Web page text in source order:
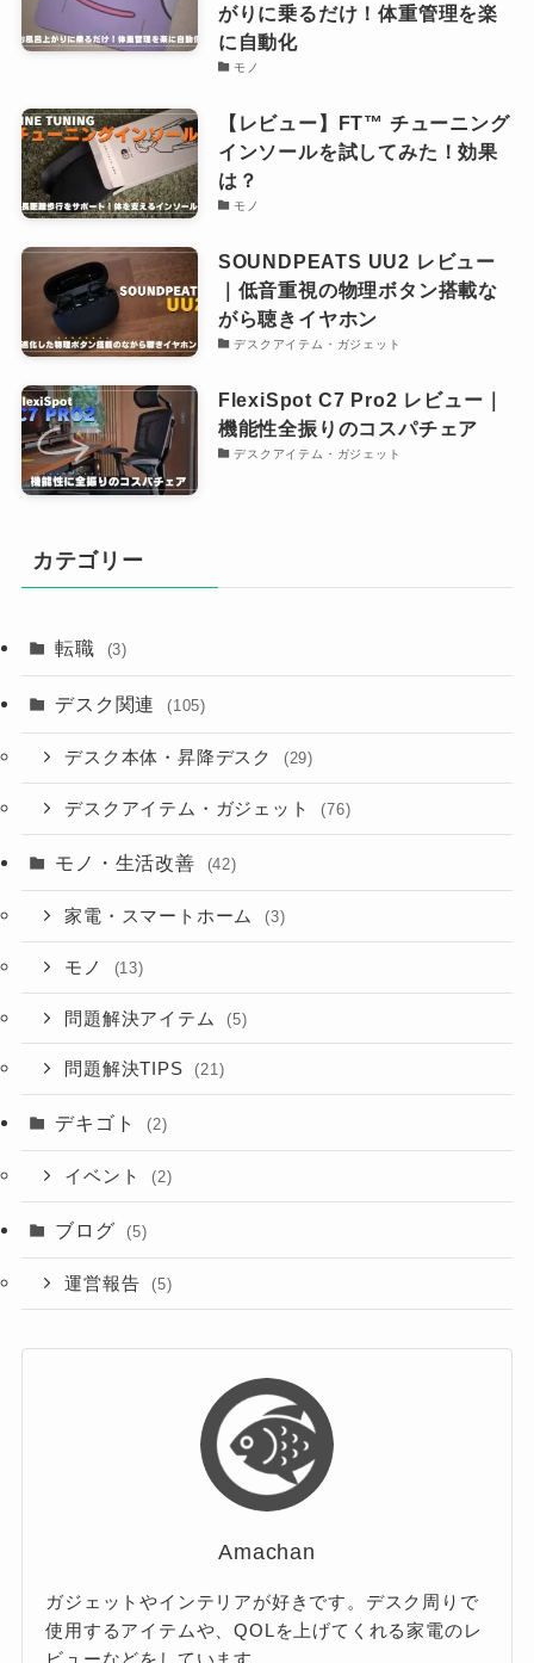
がりに乗るだけ！体重管理を楽
に自動化
モノ
【レビュー】FT™︎ チューニング
インソールを試してみた！効果
は？
モノ
SOUNDPEATS UU2 レビュー
｜低音重視の物理ボタン搭載な
がら聴きイヤホン
デスクアイテム・ガジェット
FlexiSpot C7 Pro2 レビュー｜
機能性全振りのコスパチェア
デスクアイテム・ガジェット
カテゴリー
転職 (3)
デスク関連 (105)
デスク本体・昇降デスク (29)
デスクアイテム・ガジェット (76)
モノ・生活改善 (42)
家電・スマートホーム (3)
モノ (13)
問題解決アイテム (5)
問題解決TIPS (21)
デキゴト (2)
イベント (2)
ブログ (5)
運営報告 (5)
Amachan
ガジェットやインテリアが好きです。デスク周りで
使用するアイテムや、QOLを上げてくれる家電のレ
ビューなどをしています。